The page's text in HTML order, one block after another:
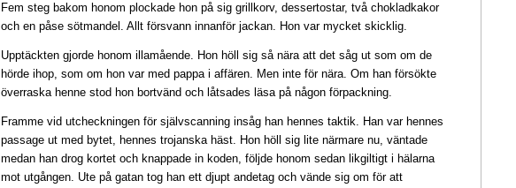
Fem steg bakom honom plockade hon på sig grillkorv, dessertostar, två chokladkakor
och en påse sötmandel. Allt försvann innanför jackan. Hon var mycket skicklig.
Upptäckten gjorde honom illamående. Hon höll sig så nära att det såg ut som om de
hörde ihop, som om hon var med pappa i affären. Men inte för nära. Om han försökte
överraska henne stod hon bortvänd och låtsades läsa på någon förpackning.
Framme vid utcheckningen för självscanning insåg han hennes taktik. Han var hennes
passage ut med bytet, hennes trojanska häst. Hon höll sig lite närmare nu, väntade
medan han drog kortet och knappade in koden, följde honom sedan likgiltigt i hälarna
mot utgången. Ute på gatan tog han ett djupt andetag och vände sig om för att